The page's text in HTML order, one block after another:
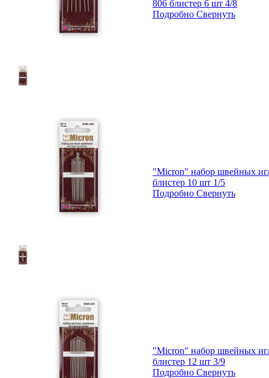
806 блистер 6 шт 4/8
Подробно Свернуть
"Micron" набор швейных
блистер 10 шт 1/5
Подробно Свернуть
"Micron" набор швейных
блистер 12 шт 3/9
Подробно Свернуть